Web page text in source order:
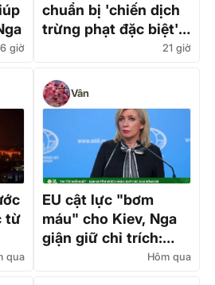
6 giờ
chuẩn bị 'chiến dịch
trừng phạt đặc biệt'
21 giờ
từ
qua
Vân
EU cật lực "bơm
máu" cho Kiev, Nga
giận giữ chỉ trích:
"Số tiền khổng lồ đó
Hôm qua